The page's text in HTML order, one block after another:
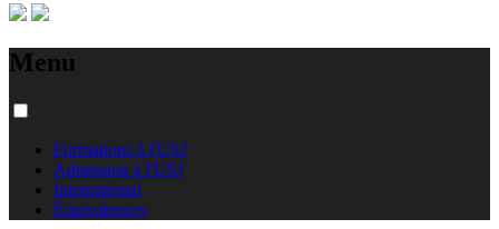
Menu
Formations à l'USJ
Admission à l'USJ
International
Équivalences